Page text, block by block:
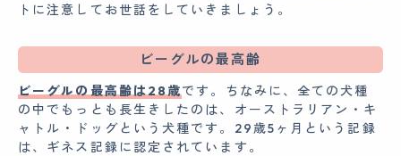
トに注意してお世話をしていきましょう。
ビーグルの最高齢
ビーグルの最高齢は28歳です。ちなみに、全ての犬種
の中でもっとも長生きしたのは、オーストラリアン・キ
ャトル・ドッグという犬種です。29歳5ヶ月という記録
は、ギネス記録に認定されています。